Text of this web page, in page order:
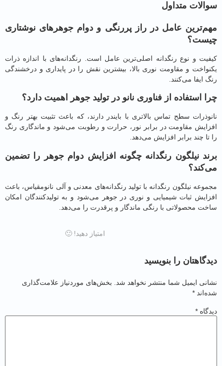
متداول
عامل در راز پررنگی و دوام جوهرهای نوشتاری
و نوع رنگدانه اصلی‌ترین عامل است. رنگدانه‌های با اندازه ذرات
و مقاومت نوری بالا، بیشترین نقش را در پایداری و درخشندگی
ایفا می‌کنند.
استفاده از فناوری نانو در تولید جوهر اهمیت دارد؟
سطح تماس بالاتری با بایندر دارند، که باعث تثبیت بهتر رنگ و
مقاومت در برابر نور، حرارت و رطوبت می‌شود و ماندگاری رنگ
چند برابر افزایش می‌دهد.
نیلگون رنگدانه چگونه افزایش دوام جوهر را تضمین
نیلگون رنگدانه با تولید رنگدانه‌های معدنی و آلی نانومقیاس، باعث
ثبات شیمیایی و نوری در جوهر می‌شود و به تولیدکنندگان امکان
محصولاتی با رنگی ماندگار و پرقدرت را می‌دهد.
امتیاز دهید! 🙂
را بنویسید
ایمیل شما منتشر نخواهد شد. بخش‌های موردنیاز علامت‌گذاری
*
*